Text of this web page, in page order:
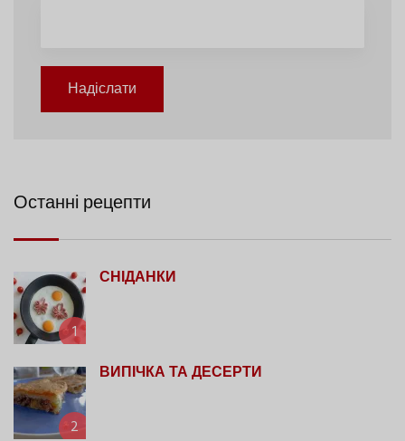
Надіслати
Останні рецепти
1
СНІДАНКИ
2
ВИПІЧКА ТА ДЕСЕРТИ